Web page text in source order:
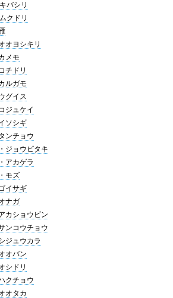
バシリ
クドリ
オヨシキリ
メモ
チドリ
ルガモ
グイス
ジュケイ
ソシギ
ンチョウ
ジョウビタキ
アカゲラ
モズ
イサギ
ナガ
カショウビン
ンコウチョウ
ジュウカラ
オバン
シドリ
クチョウ
オタカ